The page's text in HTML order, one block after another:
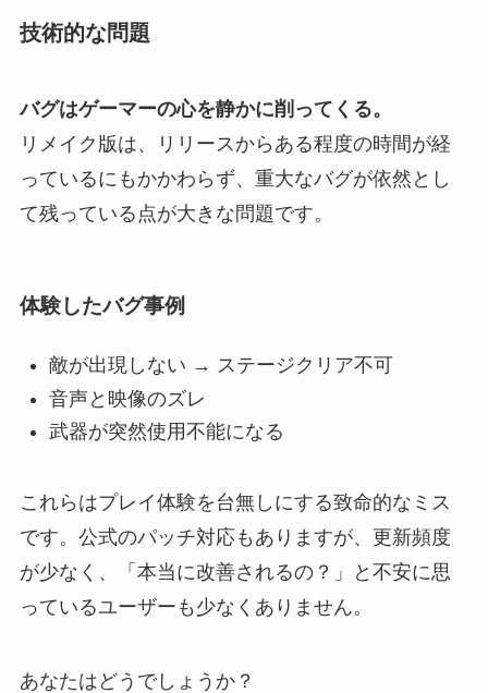
技術的な問題
バグはゲーマーの心を静かに削ってくる。
リメイク版は、リリースからある程度の時間が経
っているにもかかわらず、重大なバグが依然とし
て残っている点が大きな問題です。
体験したバグ事例
敵が出現しない → ステージクリア不可
音声と映像のズレ
武器が突然使用不能になる
これらはプレイ体験を台無しにする致命的なミス
です。公式のパッチ対応もありますが、更新頻度
が少なく、「本当に改善されるの？」と不安に思
っているユーザーも少なくありません。
あなたはどうでしょうか？